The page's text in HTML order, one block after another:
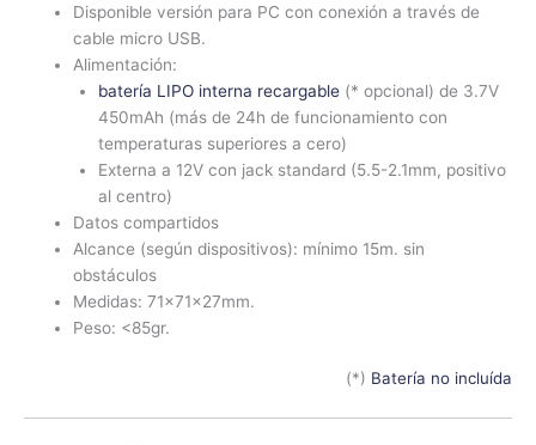
Disponible versión para PC con conexión a través de
cable micro USB.
Alimentación:
batería LIPO interna recargable(* opcional) de 3.7V
450mAh (más de 24h de funcionamiento con
temperaturas superiores a cero)
Externa a 12V con jack standard (5.5-2.1mm, positivo
al centro)
Datos compartidos
Alcance (según dispositivos): mínimo 15m. sin
obstáculos
Medidas: 71x71x27mm.
Peso: <85gr.
(*) Batería no incluída